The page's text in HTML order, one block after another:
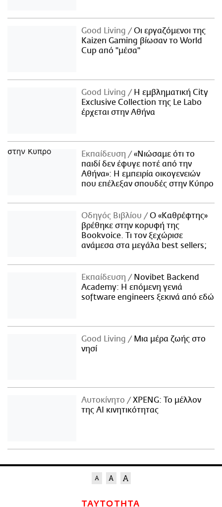
Good Living
Οι εργαζόμενοι της
Kaizen Gaming βίωσαν το World
Cup από "μέσα"
Good Living
Η εμβληματική City
Exclusive Collection της Le Labo
έρχεται στην Αθήνα
Εκπαίδευση
«Νιώσαμε ότι το
παιδί δεν έφυγε ποτέ από την
Αθήνα»: Η εμπειρία οικογενειών
που επέλεξαν σπουδές στην Κύπρο
Οδηγός Βιβλίου
Ο «Καθρέφτης»
βρέθηκε στην κορυφή της
Bookvoice. Τι τον ξεχώρισε
ανάμεσα στα μεγάλα best sellers;
Εκπαίδευση
Novibet Backend
Academy: Η επόμενη γενιά
software engineers ξεκινά από εδώ
Good Living
Μια μέρα ζωής στο
νησί
Αυτοκίνητο
XPENG: Το μέλλον
της AI κινητικότητας
ΤΑΥΤΟΤΗΤΑ